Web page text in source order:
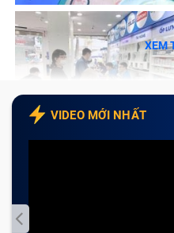
XEM
VIDEO MỚI NHẤT